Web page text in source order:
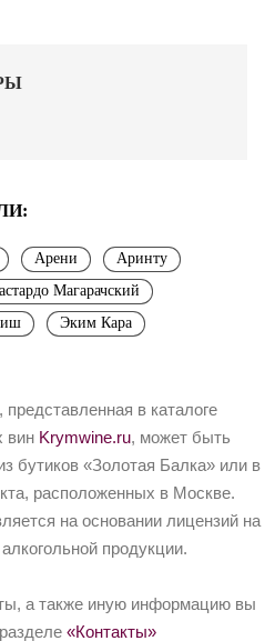
Арени
Аринту
Магарачский
Эким Кара
в каталоге
вин Krymwine.ru, может быть
бутиков «Золотая Балка» или в
расположенных в Москве.
на основании лицензий на
продукции.
а также иную информацию вы
«Контакты»